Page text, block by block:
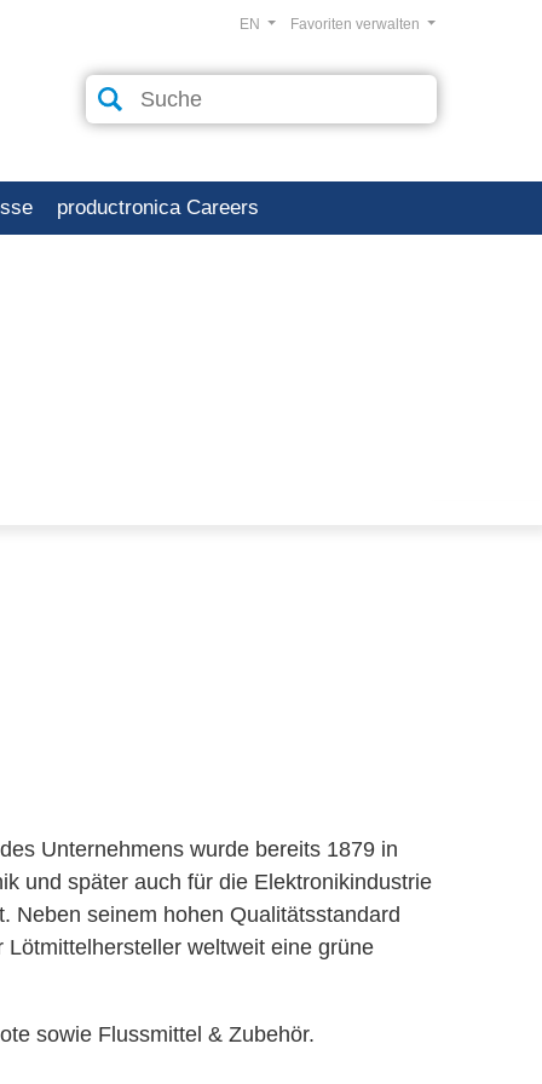
Favoriten verwalten
EN
productronica Careers
Unternehmens wurde bereits 1879 in
und später auch für die Elektronikindustrie
Neben seinem hohen Qualitätsstandard
weltweit eine grüne
sowie Flussmittel & Zubehör.